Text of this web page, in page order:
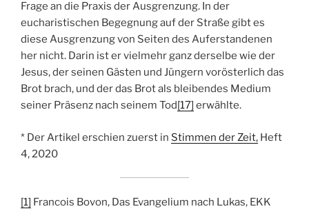
Frage an die Praxis der Ausgrenzung. In der
eucharistischen Begegnung auf der Straße gibt es
diese Ausgrenzung von Seiten des Auferstandenen
her nicht. Darin ist er vielmehr ganz derselbe wie der
Jesus, der seinen Gästen und Jüngern vorösterlich das
Brot brach, und der das Brot als bleibendes Medium
seiner Präsenz nach seinem Tod [17] erwählte.
* Der Artikel erschien zuerst in Stimmen der Zeit, Heft
4, 2020
[1] Francois Bovon, Das Evangelium nach Lukas, EKK